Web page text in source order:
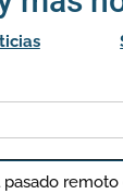
pasado